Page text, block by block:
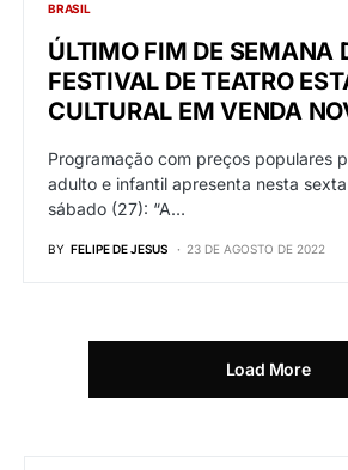
BRASIL
ÚLTIMO FIM DE SEMANA
FESTIVAL DE TEATRO
CULTURAL EM VENDA
Programação com preços populares
adulto e infantil apresenta nesta
sábado (27): “A…
BY FELIPE DE JESUS 23 DE AGOSTO DE 2022
Load More